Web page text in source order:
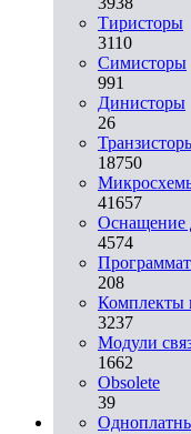
Тиристоры
3110
Симисторы
991
Динисторы
26
18750
41657
Оснащение
4574
208
Комплекты
3237
Модули
1662
Obsolete
39